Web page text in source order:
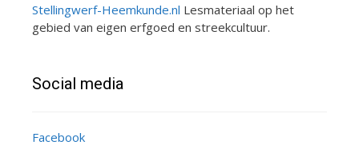
Stellingwerf-Heemkunde.nl Lesmateriaal op het
gebied van eigen erfgoed en streekcultuur.
Social media
Facebook